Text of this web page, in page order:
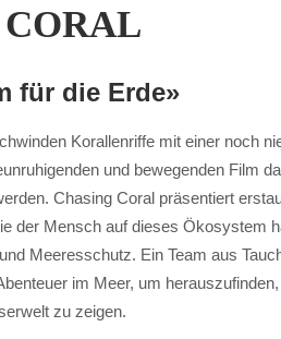
für die Erde»
Korallenriffe mit einer noch
und bewegenden Film
Chasing Coral präsentiert
der Mensch auf dieses Ökosystem
Meeresschutz. Ein Team aus
im Meer, um
zu zeigen.